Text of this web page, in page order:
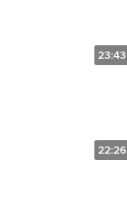
23:43
22:26